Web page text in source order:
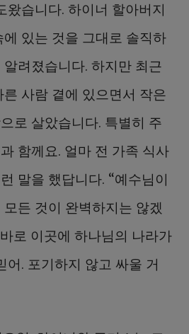
왔습니다. 하이너 할아버지
있는 것을 그대로 솔직하
려졌습니다. 하지만 최근
사람 곁에 있으면서 작은
로 살았습니다. 특별히 주
함께요. 얼마 전 가족 식사
말을 했답니다. “예수님이
든 것이 완벽하지는 않겠
로 이곳에 하나님의 나라가
어. 포기하지 않고 싸울 거